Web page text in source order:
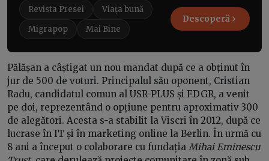
Revista Presei
Viața bună
Migrapop
Mai Bine
Descoperă
Pălășan a câștigat un nou mandat după ce a obținut în
jur de 500 de voturi. Principalul său oponent, Cristian
Radu, candidatul comun al USR-PLUS și FDGR, a venit
pe doi, reprezentând o opțiune pentru aproximativ 300
de alegători. Acesta s-a stabilit la Viscri în 2012, după ce
lucrase în IT și în marketing online la Berlin. În urmă cu
8 ani a început o colaborare cu fundația Mihai Eminescu